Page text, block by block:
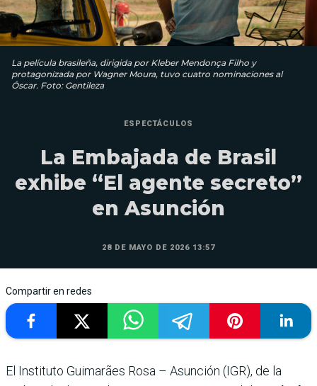
La película brasileña, dirigida por Kleber Mendonça Filho y
protagonizada por Wagner Moura, tuvo cuatro nominaciones al
Óscar. Foto: Gentileza
ESPECTÁCULOS
La Embajada de Brasil
exhibe “El agente secreto”
en Asunción
28 DE MAYO DE 2026 13:57
Compartir en redes
El Instituto Guimarães Rosa – Asunción (IGR), de la